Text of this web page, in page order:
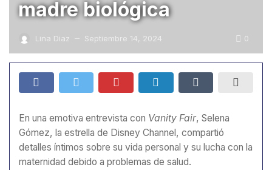
madre biológica
Lina Diaz — Septiembre 14, 2024 0
En una emotiva entrevista con Vanity Fair, Selena
Gómez, la estrella de Disney Channel, compartió
detalles íntimos sobre su vida personal y su lucha con la
maternidad debido a problemas de salud.